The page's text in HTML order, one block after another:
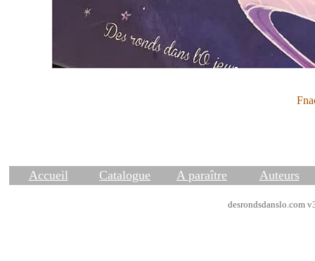
Accueil Catalogue A paraître Auteurs
desrondsdanslo.com